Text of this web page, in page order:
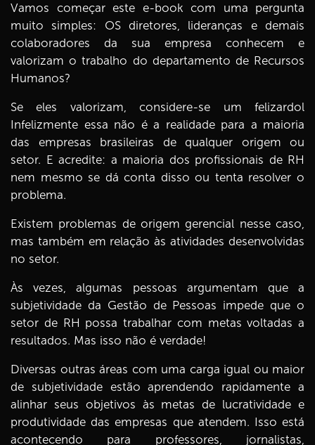
Vamos começar este e-book com uma pergunta
muito simples: OS diretores, lideranças e demais
colaboradores da sua empresa conhecem e
valorizam o trabalho do departamento de Recursos
Humanos?
Se eles valorizam, considere-se um felizardol
Infelizmente essa não é a realidade para a maioria
das empresas brasileiras de qualquer origem ou
setor. E acredite: a maioria dos profissionais de RH
nem mesmo se dá conta disso ou tenta resolver o
problema.
Existem problemas de origem gerencial nesse caso,
mas também em relação às atividades desenvolvidas
no setor.
Às vezes, algumas pessoas argumentam que a
subjetividade da Gestão de Pessoas impede que o
setor de RH possa trabalhar com metas voltadas a
resultados. Mas isso não é verdade!
Diversas outras áreas com uma carga igual ou maior
de subjetividade estão aprendendo rapidamente a
alinhar seus objetivos às metas de lucratividade e
produtividade das empresas que atendem. Isso está
acontecendo para professores, jornalistas,